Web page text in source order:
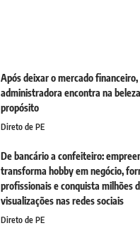
Após deixar o mercado financeiro,
administradora encontra na
propósito
Direto de PE
De bancário a confeiteiro:
transforma hobby em negócio,
profissionais e conquista milhões
visualizações nas redes sociais
Direto de PE